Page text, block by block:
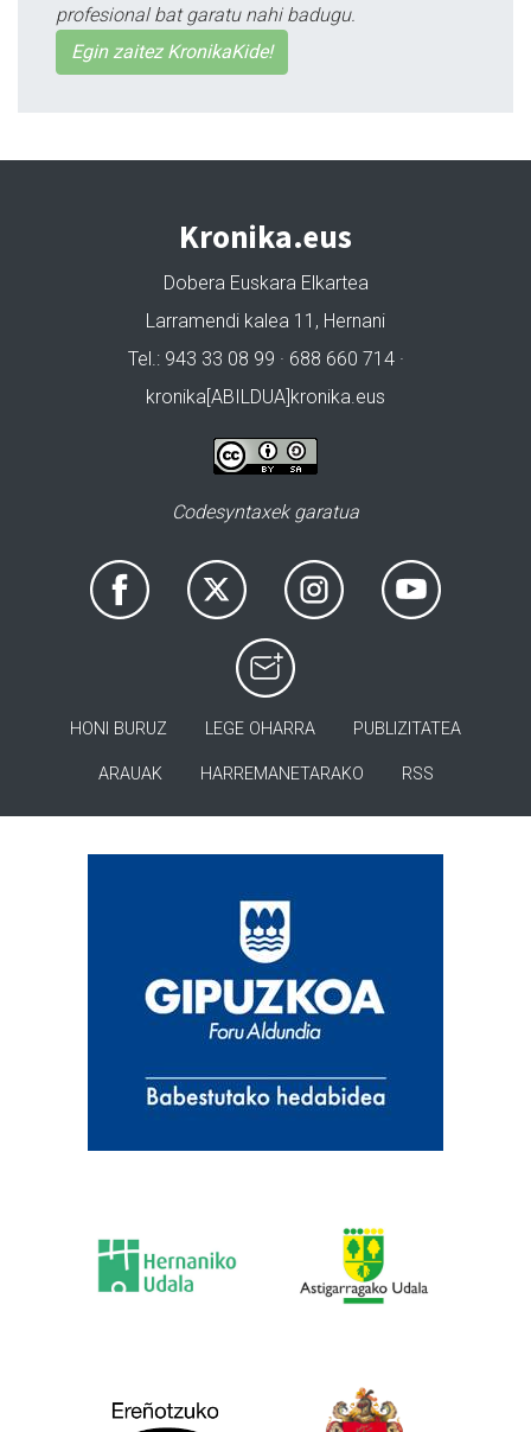
profesional bat garatu nahi badugu.
Egin zaitez KronikaKide!
Kronika.eus
Dobera Euskara Elkartea
Larramendi kalea 11, Hernani
Tel.: 943 33 08 99 · 688 660 714 ·
kronika[ABILDUA]kronika.eus
Codesyntaxek garatua
HONI BURUZ LEGE OHARRA PUBLIZITATEA
ARAUAK HARREMANETARAKO RSS